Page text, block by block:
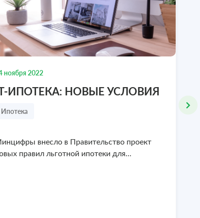
₽
47
1 000 000₽
Посмотреть объект 8 978 636-77-47
ноября 2022
ИПОТЕКА: НОВЫЕ УСЛОВИЯ
Ипотека
внесло в Правительство проект
правил льготной ипотеки для…